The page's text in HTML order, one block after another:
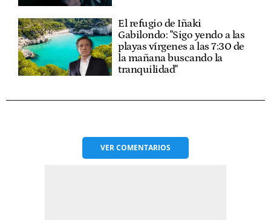
El refugio de Iñaki
Gabilondo: "Sigo yendo a las
playas vírgenes a las 7:30 de
la mañana buscando la
tranquilidad"
VERCOMENTARIOS